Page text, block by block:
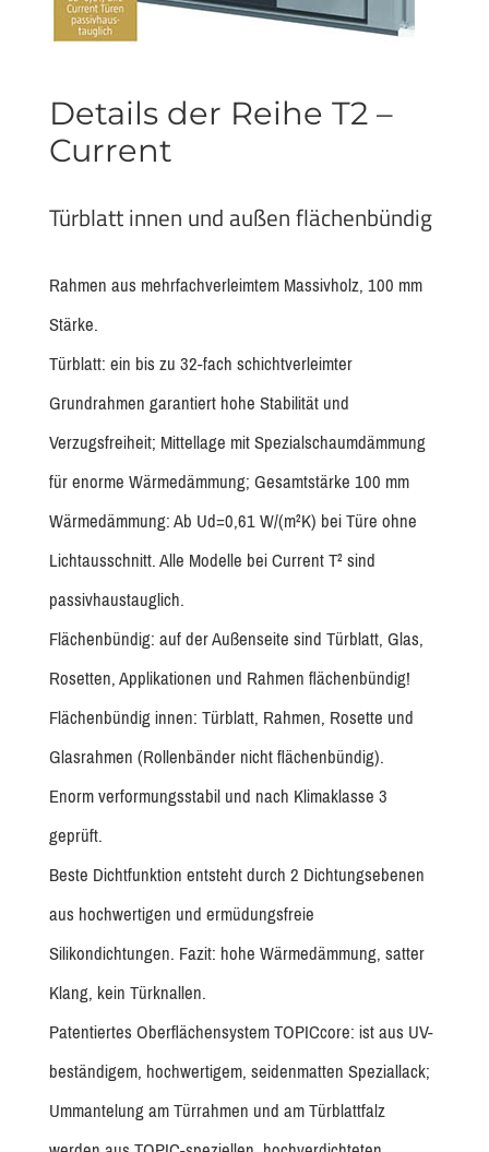
Details der Reihe T2 –
Current
Türblatt innen und außen flächenbündig
Rahmen aus mehrfachverleimtem Massivholz, 100 mm
Stärke.
Türblatt: ein bis zu 32-fach schichtverleimter
Grundrahmen garantiert hohe Stabilität und
Verzugsfreiheit; Mittellage mit Spezialschaumdämmung
für enorme Wärmedämmung; Gesamtstärke 100 mm
Wärmedämmung: Ab Ud=0,61 W/(m²K) bei Türe ohne
Lichtausschnitt. Alle Modelle bei Current T² sind
passivhaustauglich.
Flächenbündig: auf der Außenseite sind Türblatt, Glas,
Rosetten, Applikationen und Rahmen flächenbündig!
Flächenbündig innen: Türblatt, Rahmen, Rosette und
Glasrahmen (Rollenbänder nicht flächenbündig).
Enorm verformungsstabil und nach Klimaklasse 3
geprüft.
Beste Dichtfunktion entsteht durch 2 Dichtungsebenen
aus hochwertigen und ermüdungsfreie
Silikondichtungen. Fazit: hohe Wärmedämmung, satter
Klang, kein Türknallen.
Patentiertes Oberflächensystem TOPICcore: ist aus UV-
beständigem, hochwertigem, seidenmatten Speziallack;
Ummantelung am Türrahmen und am Türblattfalz